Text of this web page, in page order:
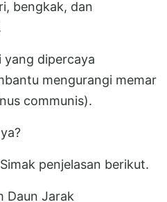
bengkak, dan
yang dipercaya
mengurangi memar
communis).
penjelasan berikut.
Daun Jarak